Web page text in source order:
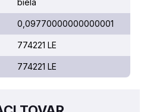
biela
0,09770000000000001
774221 LE
774221 LE